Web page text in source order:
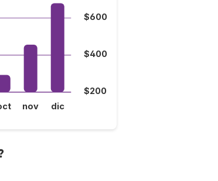
$200
$400
$600
nov dic